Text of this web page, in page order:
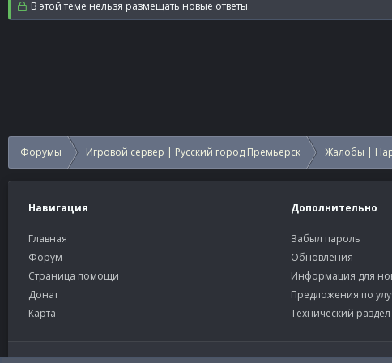
В этой теме нельзя размещать новые ответы.
Форумы Игровой сервер | Русский город Премьерск Жалобы |
Навигация
Главная
Форум
Страница помощи
Донат
Карта
Дополнительно
Забыл пароль
Обновления
Информация для
Предложения по
Технический раздел